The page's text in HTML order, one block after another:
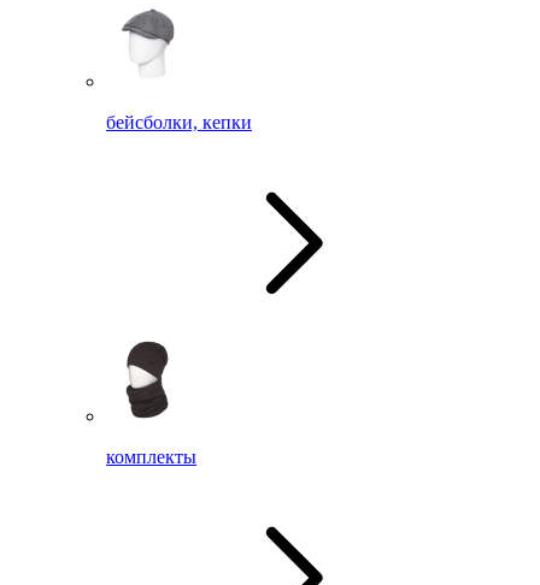
бейсболки, кепки
комплекты